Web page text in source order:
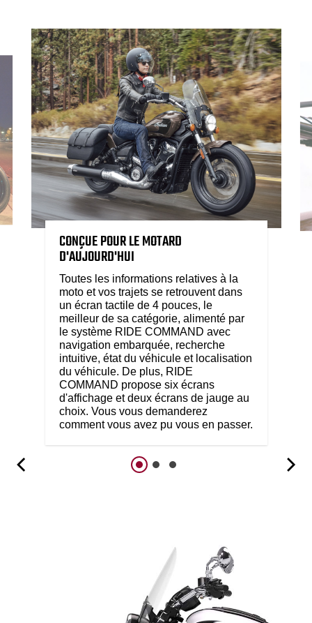
CONÇUE POUR LE MOTARD
D'AUJOURD'HUI
Toutes les informations relatives à la
moto et vos trajets se retrouvent dans
un écran tactile de 4 pouces, le
meilleur de sa catégorie, alimenté par
le système RIDE COMMAND avec
navigation embarquée, recherche
intuitive, état du véhicule et localisation
du véhicule. De plus, RIDE
COMMAND propose six écrans
d'affichage et deux écrans de jauge au
choix. Vous vous demanderez
comment vous avez pu vous en passer.